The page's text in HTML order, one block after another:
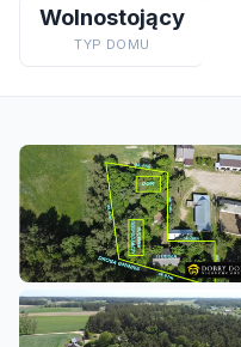
Wolnostojący
TYP DOMU